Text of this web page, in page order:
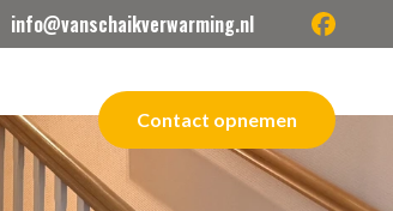
info@vanschaikverwarming.nl facebook
Contact opnemen